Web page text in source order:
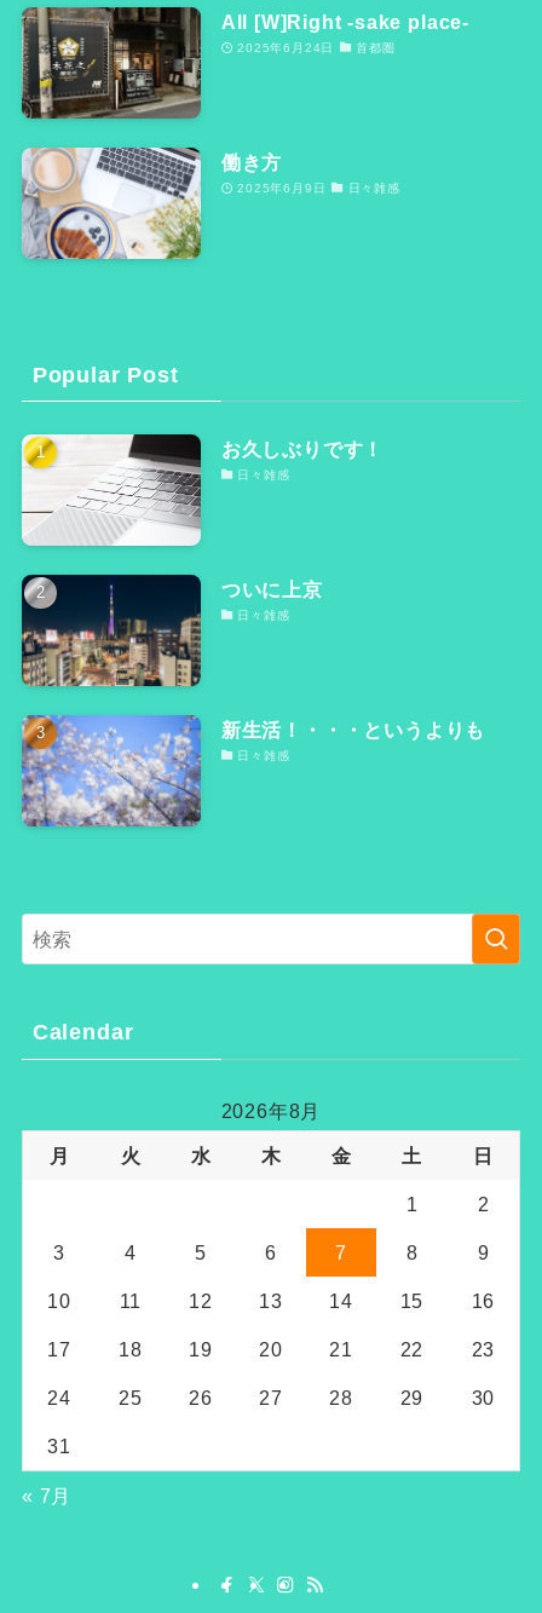
All [W]Right -sake place-
2025年6月24日 首都圏
働き方
2025年6月9日 日々雑感
Popular Post
お久しぶりです！
日々雑感
ついに上京
日々雑感
新生活！・・・というよりも
日々雑感
Calendar
2026年8月
月 火 水 木 金 土 日
1 2
3 4 5 6 7 8 9
10 11 12 13 14 15 16
17 18 19 20 21 22 23
24 25 26 27 28 29 30
31
« 7月